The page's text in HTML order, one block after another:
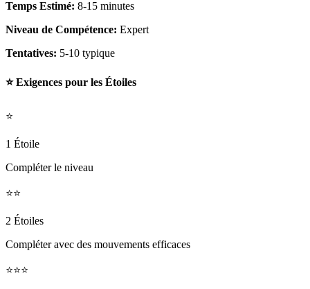
Temps Estimé: 8-15 minutes
Niveau de Compétence: Expert
Tentatives: 5-10 typique
⭐ Exigences pour les Étoiles
⭐
1 Étoile
Compléter le niveau
⭐⭐
2 Étoiles
Compléter avec des mouvements efficaces
⭐⭐⭐